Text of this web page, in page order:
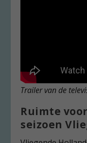
Trailer van de
Ruimte
seizoen